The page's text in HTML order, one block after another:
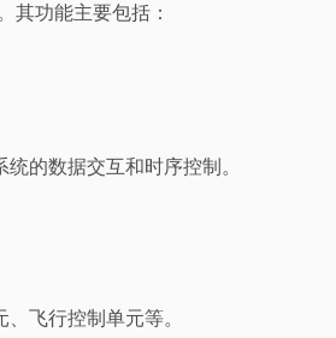
其功能主要包括：
的数据交互和时序控制。
飞行控制单元等。